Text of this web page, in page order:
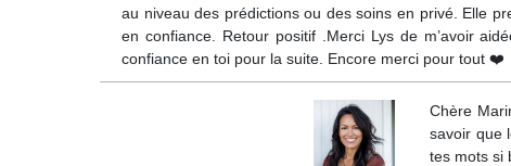
au niveau des prédictions ou des soins en privé. Elle
en confiance. Retour positif .Merci Lys de m’avoir
confiance en toi pour la suite. Encore merci pour tout ❤️
Chère
savoir que
tes mots si